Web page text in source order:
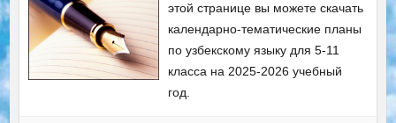
этой странице вы можете скачать
календарно-тематические планы
по узбекскому языку для 5-11
класса на 2025-2026 учебный
год.